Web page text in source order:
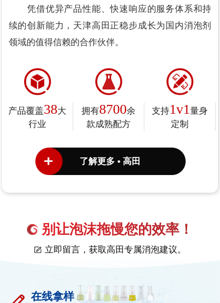
凭借优异产品性能、快速响应的服务体系和持
续的创新能力，天津高田正稳步成长为国内消泡剂
领域的值得信赖的合作伙伴。
产品覆盖38大
行业
拥有8700余
款成熟配方
支持1v1 量身
定制
了解更多 • 高田
别让泡沫拖慢您的效率！
立即留言，获取高田专属消泡建议。
在线拿样